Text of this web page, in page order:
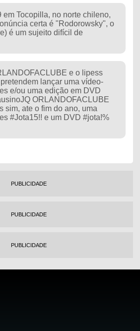
em Tocopilla, no norte chileno,
certa é "Rodorowsky", o
é um sujeito difícil de
e o lipess
lançar uma vídeo-
e/ou uma edição em DVD
ORLANDOFACLUBE
sim, ate o fim do ano, uma
#Jota15!! e um DVD #jota!%
PUBLICIDADE
PUBLICIDADE
PUBLICIDADE